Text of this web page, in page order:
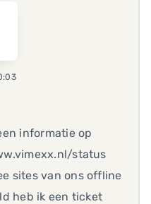
informatie op
status
sites van ons offline
heb ik een ticket